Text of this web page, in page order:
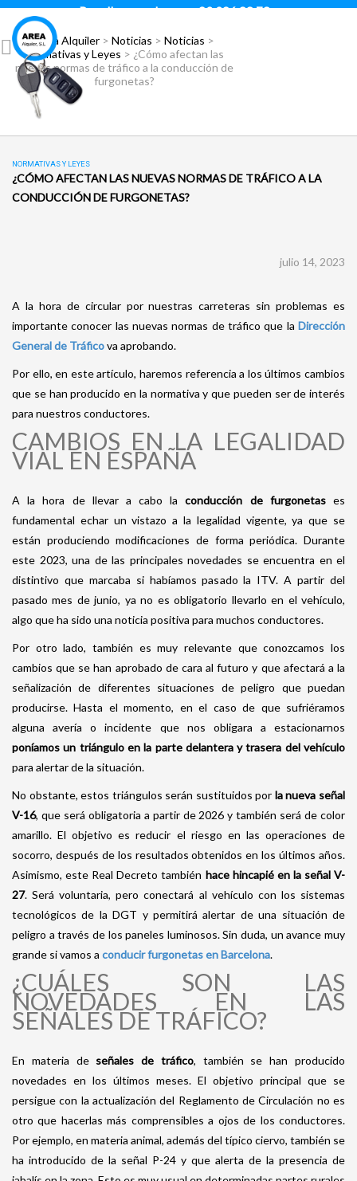
Para llamar pulsar: 93 296 88 78
Área Alquiler> Noticias > Noticias >
Normativas y Leyes > ¿Cómo afectan las
nuevas normas de tráfico a la conducción de
furgonetas?
NORMATIVAS Y LEYES
¿CÓMO AFECTAN LAS NUEVAS NORMAS DE TRÁFICO A LA
CONDUCCIÓN DE FURGONETAS?
julio 14, 2023
A la hora de circular por nuestras carreteras sin problemas es
importante conocer las nuevas normas de tráfico que la Dirección
General de Tráficova aprobando.
Por ello, en este artículo, haremos referencia a los últimos cambios
que se han producido en la normativa y que pueden ser de interés
para nuestros conductores.
CAMBIOS EN LA LEGALIDAD
VIAL EN ESPAÑA
A la hora de llevar a cabo la conducción de furgonetases
fundamental echar un vistazo a la legalidad vigente, ya que se
están produciendo modificaciones de forma periódica. Durante
este 2023, una de las principales novedades se encuentra en el
distintivo que marcaba si habíamos pasado la ITV. A partir del
pasado mes de junio, ya no es obligatorio llevarlo en el vehículo,
algo que ha sido una noticia positiva para muchos conductores.
Por otro lado, también es muy relevante que conozcamos los
cambios que se han aprobado de cara al futuro y que afectará a la
señalización de diferentes situaciones de peligro que puedan
producirse. Hasta el momento, en el caso de que sufriéramos
alguna avería o incidente que nos obligara a estacionarnos
poníamos un triángulo en la parte delantera y trasera del vehículo
para alertar de la situación.
No obstante, estos triángulos serán sustituidos por la nueva señal
V-16, que será obligatoria a partir de 2026 y también será de color
amarillo. El objetivo es reducir el riesgo en las operaciones de
socorro, después de los resultados obtenidos en los últimos años.
Asimismo, este Real Decreto también hace hincapié en la señal V-
27. Será voluntaria, pero conectará al vehículo con los sistemas
tecnológicos de la DGT y permitirá alertar de una situación de
peligro a través de los paneles luminosos. Sin duda, un avance muy
grande si vamos a conducir furgonetas en Barcelona.
¿CUÁLES SON LAS
NOVEDADES EN LAS
SEÑALES DE TRÁFICO?
En materia de señales de tráfico, también se han producido
novedades en los últimos meses. El objetivo principal que se
persigue con la actualización del Reglamento de Circulación no es
otro que hacerlas más comprensibles a ojos de los conductores.
Por ejemplo, en materia animal, además del típico ciervo, también se
ha introducido de la señal P-24 y que alerta de la presencia de